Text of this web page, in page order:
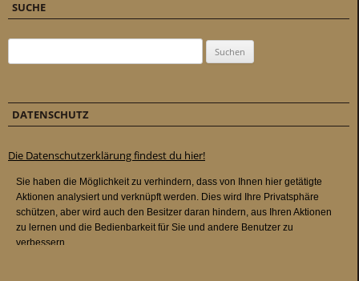
SUCHE
DATENSCHUTZ
Die Datenschutzerklärung findest du hier!